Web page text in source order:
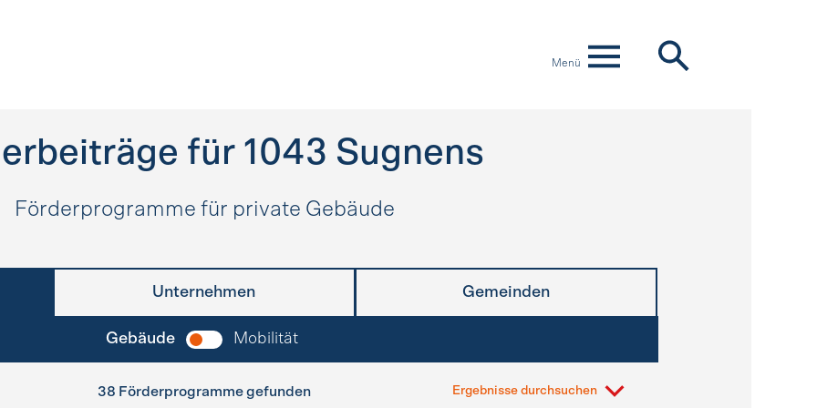
Menü
für 1043 Sugnens
Förderprogramme für private Gebäude
Unternehmen Gemeinden
Gebäude Mobilität
38 Förderprogramme gefunden Ergebnisse durchsuchen